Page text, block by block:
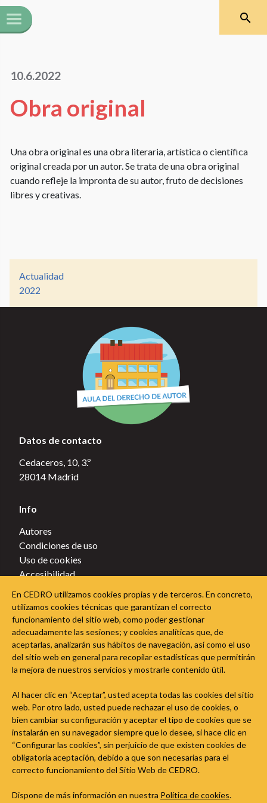
Actualidad
2022
10.6.2022
Obra original
Una obra original es una obra literaria, artística o científica
original creada por un autor. Se trata de una obra original
cuando refleje la impronta de su autor, fruto de decisiones
libres y creativas.
Datos de contacto
Cedaceros, 10, 3.º
28014 Madrid
Info
Autores
Condiciones de uso
Uso de cookies
Accesibilidad
Política de cookies
Sigue a CEDRO en las redes sociales
En CEDRO utilizamos cookies propias y de terceros. En concreto,
utilizamos cookies técnicas que garantizan el correcto
funcionamiento del sitio web, como poder gestionar
adecuadamente las sesiones; y cookies analíticas que, de
aceptarlas, analizarán sus hábitos de navegación, así como el uso
del sitio web en general para recopilar estadísticas que permitirán
la mejora de nuestros servicios y mostrarle contenido útil.
Al hacer clic en “Aceptar”, usted acepta todas las cookies del sitio
web. Por otro lado, usted puede rechazar el uso de cookies, o
bien cambiar su configuración y aceptar el tipo de cookies que se
instalarán en su navegador siempre que lo desee, si hace clic en
“Configurar las cookies”, sin perjuicio de que existen cookies de
obligatoria aceptación, debido a que son necesarias para el
correcto funcionamiento del Sitio Web de CEDRO.
Dispone de más información en nuestra Política de cookies.